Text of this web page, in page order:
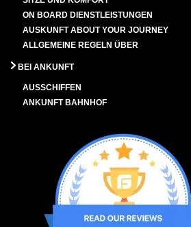
ON BOARD DIENSTLEISTUNGEN
AUSKUNFT ABOUT YOUR JOURNEY
ALLGEMEINE REGELN ÜBER
BEI ANKUNFT
AUSSCHIFFEN
ANKUNFT BAHNHOF